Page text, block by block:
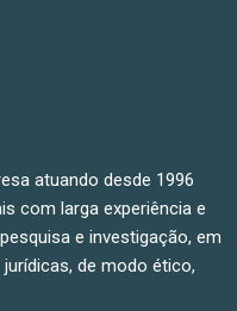
atuando desde 1996
com larga experiência e
e investigação, em
de modo ético,